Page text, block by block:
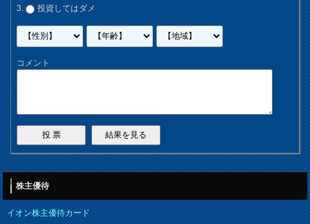
投資してはダメ
コメント
株主優待
イオン株主優待カード